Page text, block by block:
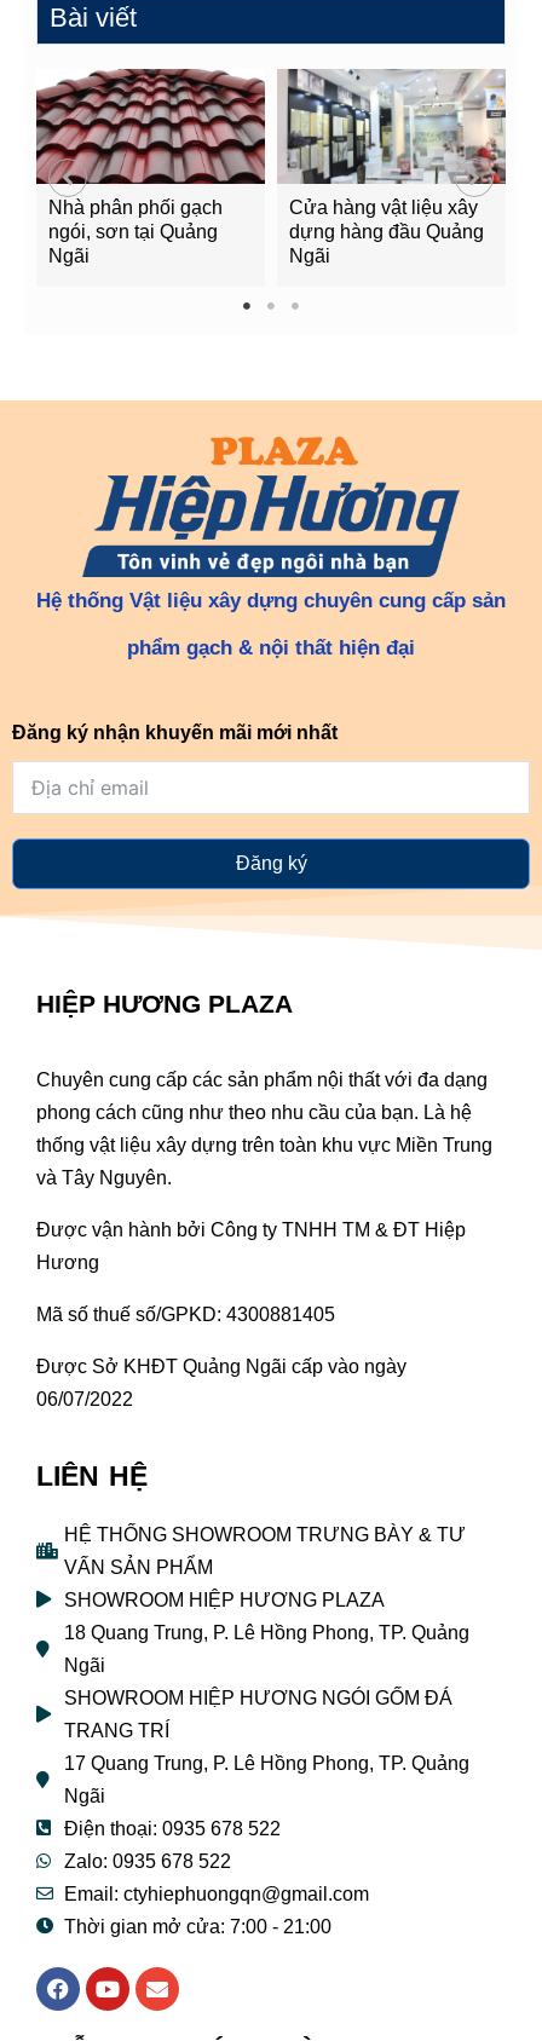
Bài viết
Nhà phân phối gạch
ngói, sơn tại Quảng
Ngãi
Cửa hàng vật liệu xây
dựng hàng đầu Quảng
Ngãi
1 2 3
Hệ thống Vật liệu xây dựng chuyên cung cấp sản
phẩm gạch & nội thất hiện đại
Đăng ký nhận khuyến mãi mới nhất
Đăng ký
HIỆP HƯƠNG PLAZA
Chuyên cung cấp các sản phẩm nội thất với đa dạng
phong cách cũng như theo nhu cầu của bạn. Là hệ
thống vật liệu xây dựng trên toàn khu vực Miền Trung
và Tây Nguyên.
Được vận hành bởi Công ty TNHH TM & ĐT Hiệp
Hương
Mã số thuế số/GPKD: 4300881405
Được Sở KHĐT Quảng Ngãi cấp vào ngày
06/07/2022
LIÊN HỆ
HỆ THỐNG SHOWROOM TRƯNG BÀY & TƯ
VẤN SẢN PHẨM
SHOWROOM HIỆP HƯƠNG PLAZA
18 Quang Trung, P. Lê Hồng Phong, TP. Quảng
Ngãi
SHOWROOM HIỆP HƯƠNG NGÓI GỐM ĐÁ
TRANG TRÍ
17 Quang Trung, P. Lê Hồng Phong, TP. Quảng
Ngãi
Điện thoại: 0935 678 522
Zalo: 0935 678 522
Email: ctyhiephuongqn@gmail.com
Thời gian mở cửa: 7:00 - 21:00
F
a
Y
o
E
n